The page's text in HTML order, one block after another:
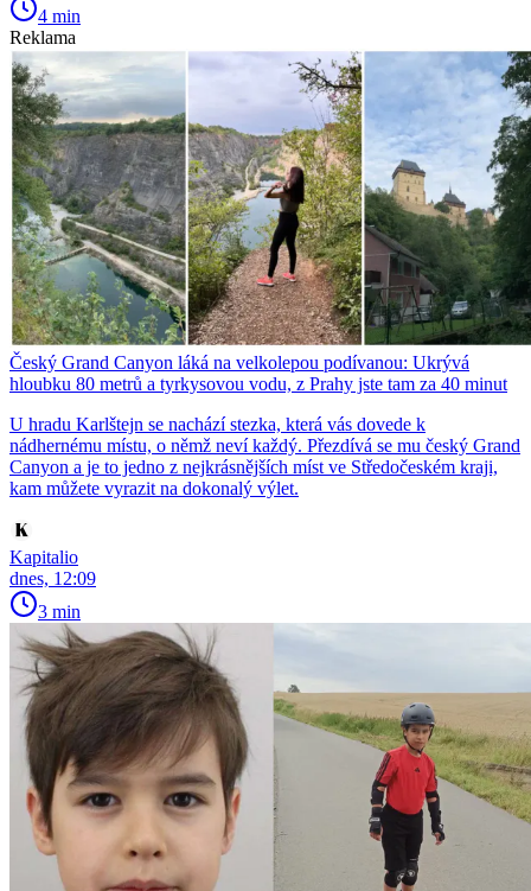
4 min
Reklama
Český Grand Canyon láká na velkolepou podívanou: Ukrývá
hloubku 80 metrů a tyrkysovou vodu, z Prahy jste tam za 40 minut
U hradu Karlštejn se nachází stezka, která vás dovede k
nádhernému místu, o němž neví každý. Přezdívá se mu český Grand
Canyon a je to jedno z nejkrásnějších míst ve Středočeském kraji,
kam můžete vyrazit na dokonalý výlet.
Kapitalio
dnes, 12:09
3 min